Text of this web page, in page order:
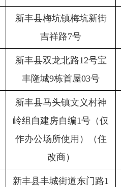
新丰县梅坑镇梅坑新街
吉祥路7号
新丰县双龙北路12号宝
丰隆城9栋首屋03号
新丰县马头镇文义村神
岭组自建房自编1号（仅
作办公场所使用）（住
改商）
新丰县丰城街道东门路1